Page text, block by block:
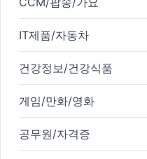
IT제품/자동차
건강정보/건강식품
게임/만화/영화
공무원/자격증